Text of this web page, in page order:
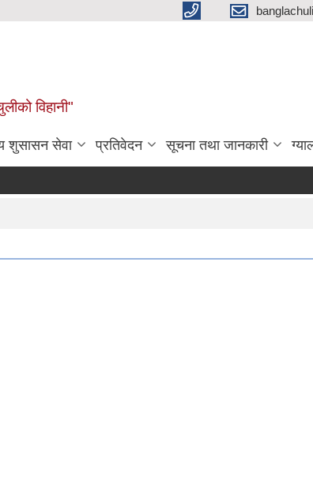
विहानी"
शुसासन सेवा प्रतिवेदन सूचना तथा जानकारी